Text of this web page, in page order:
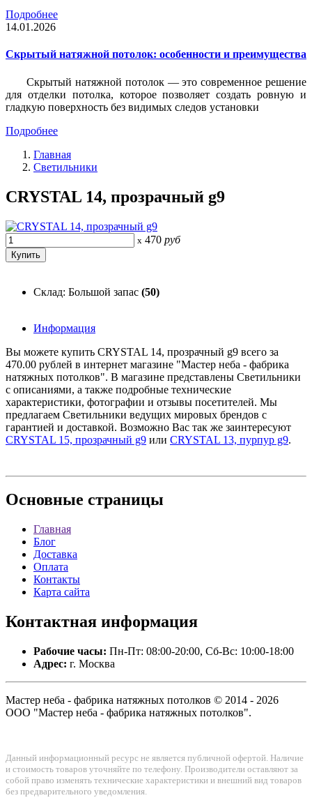
Подробнее
14.01.2026
Скрытый натяжной потолок: особенности и преимущества
Скрытый натяжной потолок — это современное решение
для отделки потолка, которое позволяет создать ровную и
гладкую поверхность без видимых следов установки
Подробнее
Главная
Светильники
CRYSTAL 14, прозрачный g9
x 470 руб
Склад: Большой запас (50)
Информация
Вы можете купить CRYSTAL 14, прозрачный g9 всего за
470.00 рублей в интернет магазине "Мастер неба - фабрика
натяжных потолков". В магазине представлены Светильники
с описаниями, а также подробные технические
характеристики, фотографии и отзывы посетителей. Мы
предлагаем Светильники ведущих мировых брендов с
гарантией и доставкой. Возможно Вас так же заинтересуют
CRYSTAL 15, прозрачный g9 или CRYSTAL 13, пурпур g9.
Основные страницы
Главная
Блог
Доставка
Оплата
Контакты
Карта сайта
Контактная информация
Рабочие часы: Пн-Пт: 08:00-20:00, Сб-Вс: 10:00-18:00
Адрес: г. Москва
Мастер неба - фабрика натяжных потолков © 2014 - 2026
ООО "Мастер неба - фабрика натяжных потолков".
Данный информационный ресурс не является публичной офертой. Наличие
и стоимость товаров уточняйте по телефону. Производители оставляют за
собой право изменять технические характеристики и внешний вид товаров
без предварительного уведомления.